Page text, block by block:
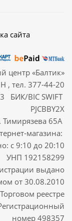
сайта
центр «Балтик»
, тел. 377-44-20
БИК/BIC SWIFT
PJCBBY2X
65А
магазина:
с 9:10 до 20:10
УНП 192158299
выдано
от 30.08.2010
реестре
номер 498357